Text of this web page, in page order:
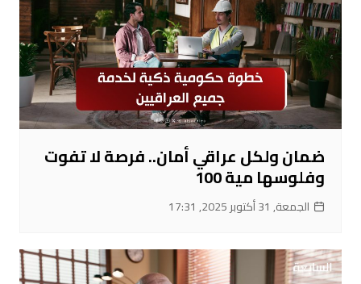
ضمان ولكل عراقي أمان.. فرصة لا تفوت
وفلوسها مية 100
الجمعة, 31 أكتوبر 2025, 17:31